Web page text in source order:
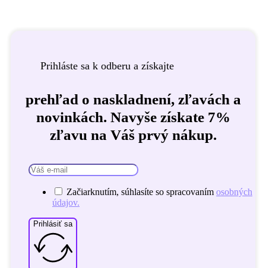
Prihláste sa k odberu a získajte
prehľad o naskladnení, zľavách a
novinkách. Navyše získate 7%
zľavu na Váš prvý nákup.
Začiarknutím, súhlasíte so spracovaním osobných
údajov.
Prihlásiť sa